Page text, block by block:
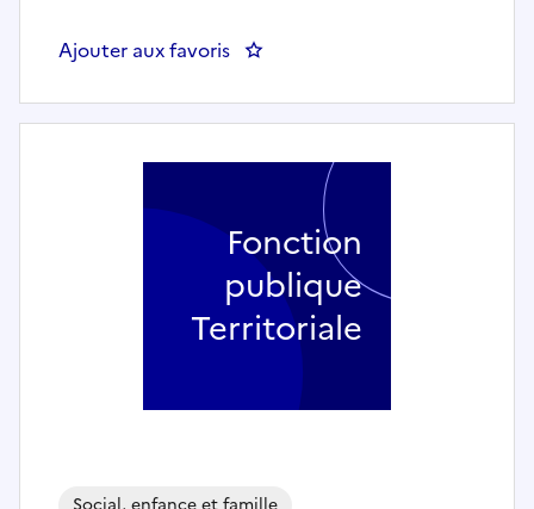
Ajouter aux favoris : Educateur de jeunes enfants
Fonction
publique
Territoriale